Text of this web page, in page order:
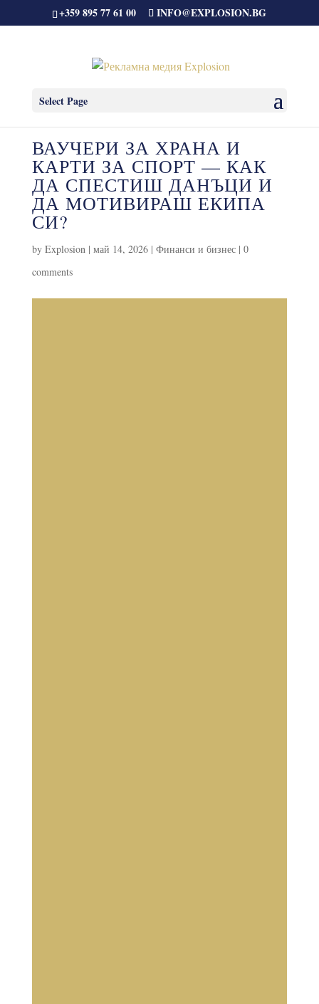
+359 895 77 61 00 INFO@EXPLOSION.BG
Select Page
ВАУЧЕРИ ЗА ХРАНА И
КАРТИ ЗА СПОРТ — КАК
ДА СПЕСТИШ ДАНЪЦИ И
ДА МОТИВИРАШ ЕКИПА
СИ?
by Explosion| май 14, 2026| Финанси и бизнес| 0
comments